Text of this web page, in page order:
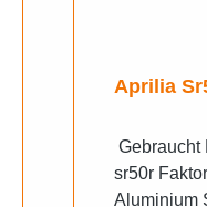
Aprilia
Gebraucht
sr50r Faktory 3.50 Ø
Aluminium